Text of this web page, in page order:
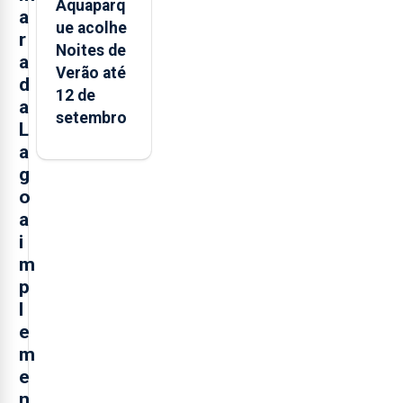
a
r
a
d
a
L
a
g
o
a
i
m
p
l
e
m
e
Aquaparq
ue acolhe
Noites de
Verão até
12 de
setembro